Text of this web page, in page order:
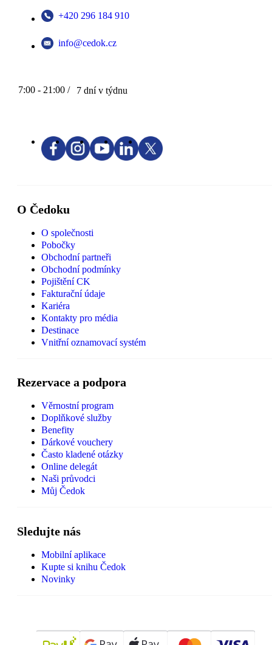
+420 296 184 910
info@cedok.cz
7:00 - 21:00 / 7 dní v týdnu
O Čedoku
O společnosti
Pobočky
Obchodní partneři
Obchodní podmínky
Pojištění CK
Fakturační údaje
Kariéra
Kontakty pro média
Destinace
Vnitřní oznamovací systém
Rezervace a podpora
Věrnostní program
Doplňkové služby
Benefity
Dárkové vouchery
Často kladené otázky
Online delegát
Naši průvodci
Můj Čedok
Sledujte nás
Mobilní aplikace
Kupte si knihu Čedok
Novinky